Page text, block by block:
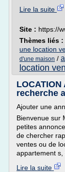
Lire la suite
Site : https://
Thèmes liés :
une location
d'une maison /
location
LOCATION
recherche
Ajouter une
Bienvenue sur
petites
de chercher
ventes ou de
appartement s,
Lire la suite